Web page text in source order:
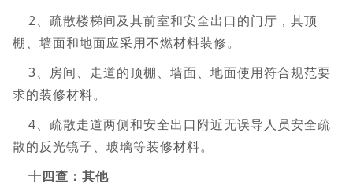
2、疏散楼梯间及其前室和安全出口的门厅，其顶
棚、墙面和地面应采用不燃材料装修。
3、房间、走道的顶棚、墙面、地面使用符合规范要
求的装修材料。
4、疏散走道两侧和安全出口附近无误导人员安全疏
散的反光镜子、玻璃等装修材料。
十四查：其他